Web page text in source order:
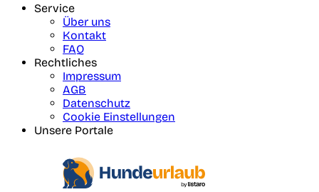
Service
Über uns
Kontakt
FAQ
Rechtliches
Impressum
AGB
Datenschutz
Cookie Einstellungen
Unsere Portale